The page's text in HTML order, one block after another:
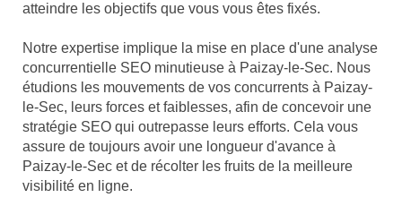
atteindre les objectifs que vous vous êtes fixés.
Notre expertise implique la mise en place d'une analyse
concurrentielle SEO minutieuse à Paizay-le-Sec. Nous
étudions les mouvements de vos concurrents à Paizay-
le-Sec, leurs forces et faiblesses, afin de concevoir une
stratégie SEO qui outrepasse leurs efforts. Cela vous
assure de toujours avoir une longueur d'avance à
Paizay-le-Sec et de récolter les fruits de la meilleure
visibilité en ligne.